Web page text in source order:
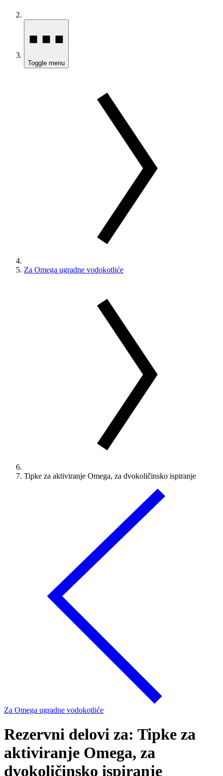
Toggle menu
Za Omega ugradne vodokotliće
Tipke za aktiviranje Omega, za dvokoličinsko ispiranje
Za Omega ugradne vodokotliće
Rezervni delovi za: Tipke za
aktiviranje Omega, za
dvokoličinsko ispiranje